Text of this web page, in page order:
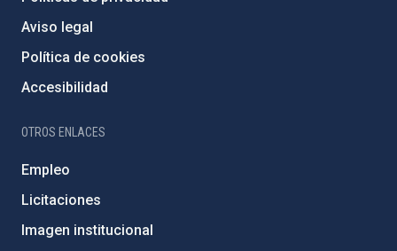
Aviso legal
Política de cookies
Accesibilidad
OTROS ENLACES
Empleo
Licitaciones
Imagen institucional